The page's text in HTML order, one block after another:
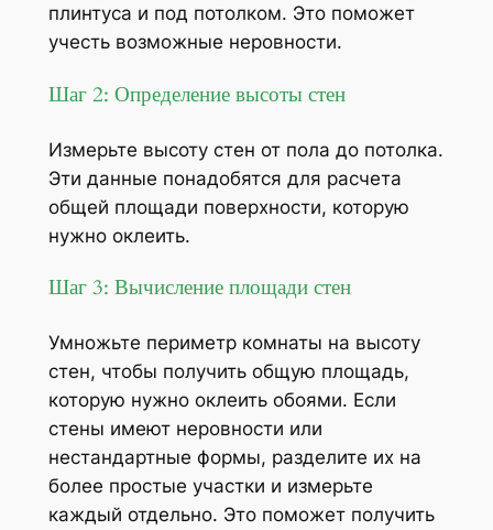
плинтуса и под потолком. Это поможет
учесть возможные неровности.
Шаг 2: Определение высоты стен
Измерьте высоту стен от пола до потолка.
Эти данные понадобятся для расчета
общей площади поверхности, которую
нужно оклеить.
Шаг 3: Вычисление площади стен
Умножьте периметр комнаты на высоту
стен, чтобы получить общую площадь,
которую нужно оклеить обоями. Если
стены имеют неровности или
нестандартные формы, разделите их на
более простые участки и измерьте
каждый отдельно. Это поможет получить